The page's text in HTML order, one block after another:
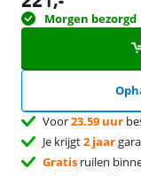
Morgen bezorgd
Voor23.59 uur
Je krijgt2 jaar
Gratis ruilen